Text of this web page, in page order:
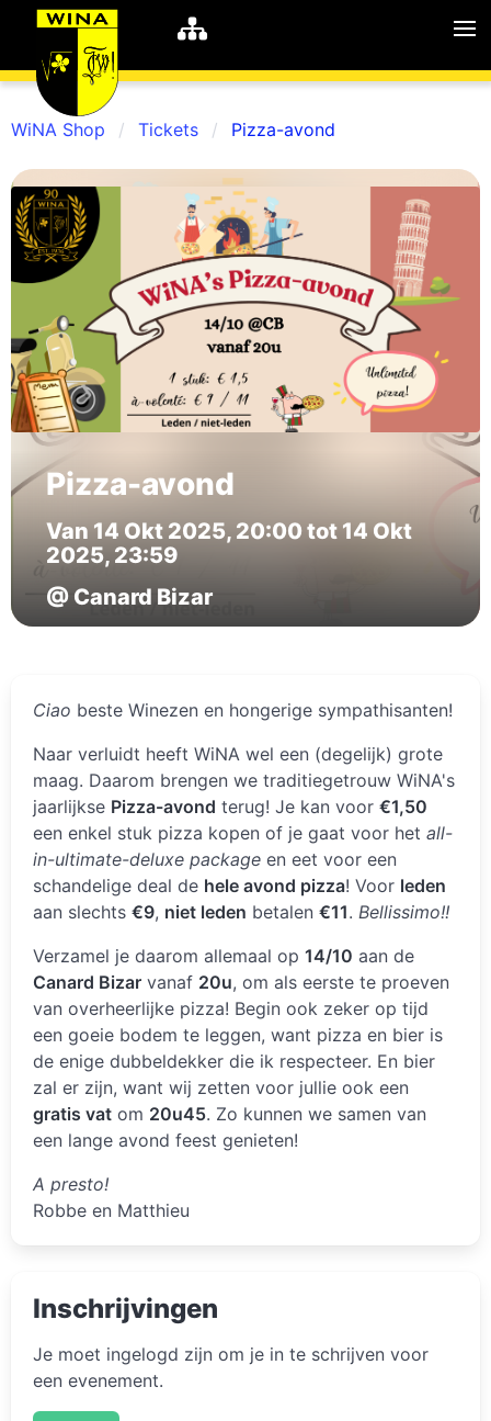
WiNA MyWiNA
Career
Shop
Studie
Home
Schachten
WiNA Shop Tickets Pizza-avond
Pizza-avond
Van 14 Okt 2025, 20:00 tot 14 Okt
2025, 23:59
@ Canard Bizar
Ciao beste Winezen en hongerige sympathisanten!
Naar verluidt heeft WiNA wel een (degelijk) grote
maag. Daarom brengen we traditiegetrouw WiNA's
jaarlijkse Pizza-avond terug! Je kan voor €1,50
een enkel stuk pizza kopen of je gaat voor het all-
in-ultimate-deluxe package en eet voor een
schandelige deal de hele avond pizza! Voor leden
aan slechts €9, niet leden betalen €11. Bellissimo!!
Verzamel je daarom allemaal op 14/10 aan de
Canard Bizar vanaf 20u, om als eerste te proeven
van overheerlijke pizza! Begin ook zeker op tijd
een goeie bodem te leggen, want pizza en bier is
de enige dubbeldekker die ik respecteer. En bier
zal er zijn, want wij zetten voor jullie ook een
gratis vat om 20u45. Zo kunnen we samen van
een lange avond feest genieten!
A presto!
Robbe en Matthieu
Inschrijvingen
Je moet ingelogd zijn om je in te schrijven voor
een evenement.